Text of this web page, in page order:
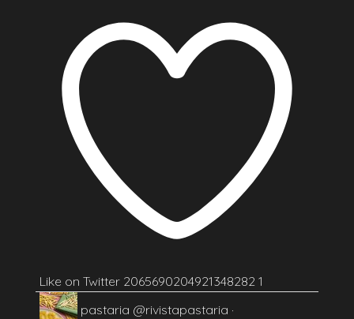
Like on Twitter 2065690204921348282 1
pastaria @rivistapastaria ·